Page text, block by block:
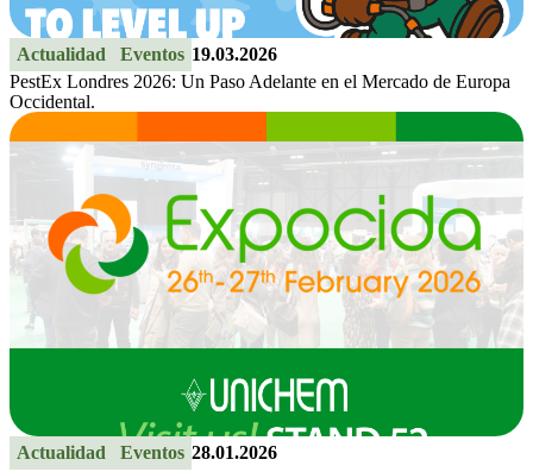
Actualidad Eventos 19.03.2026
PestEx Londres 2026: Un Paso Adelante en el Mercado de Europa
Occidental.
Actualidad Eventos 28.01.2026